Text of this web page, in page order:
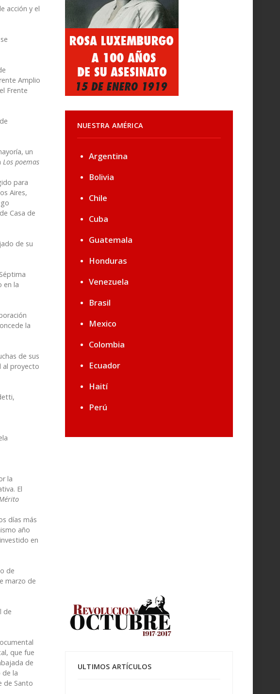
acción y el
Amplio
Frente
un
Los poemas
para
Aires,
Casa de
de su
en la
la
de sus
al proyecto
la
El
días más
año
en
de
marzo de
de
que fue
de
de la
de Santo
NUESTRA AMÉRICA
Argentina
Bolivia
Chile
Cuba
Guatemala
Honduras
Venezuela
Brasil
Mexico
Colombia
Ecuador
Haití
Perú
ULTIMOS ARTÍCULOS